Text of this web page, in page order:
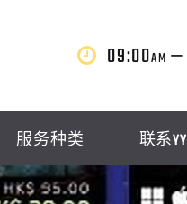
09:00AM —
服务种类 联系